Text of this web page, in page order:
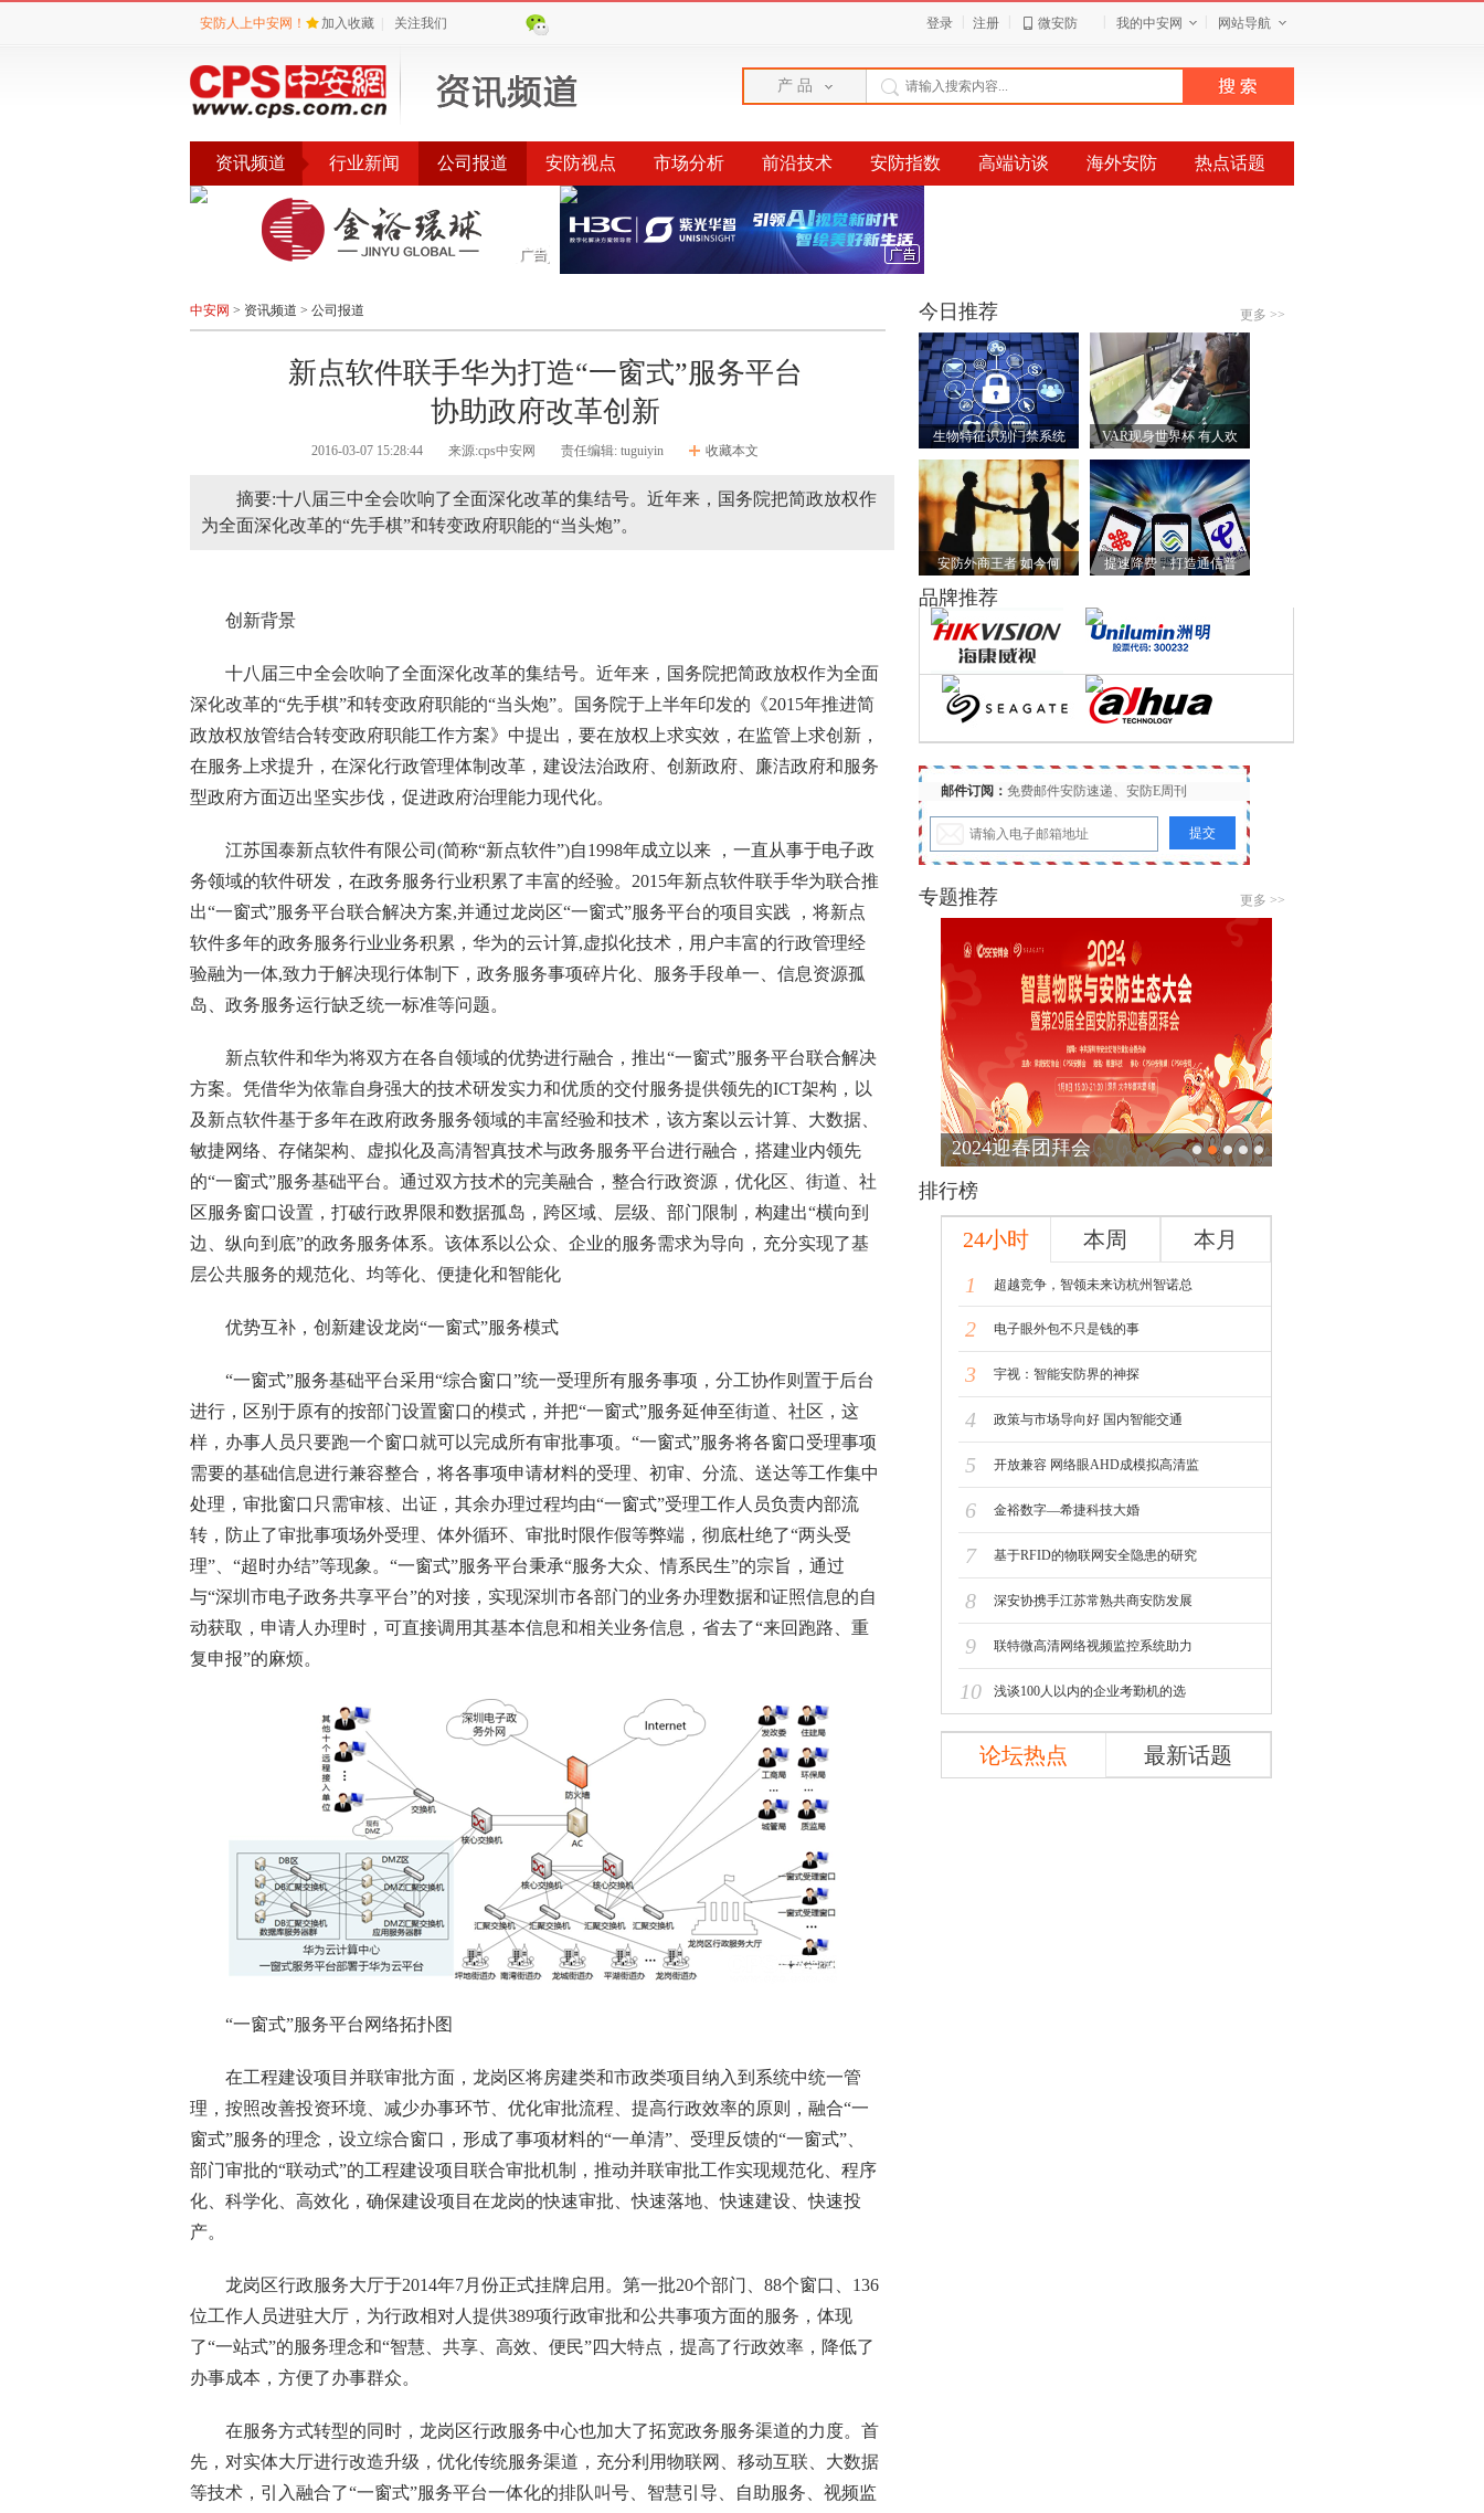
安防人上中安网！ 加入收藏 关注我们 登录 注册 微安防 我的中安网 网站导航
产 品
资讯频道 行业新闻 公司报道 安防视点 市场分析 前沿技术 安防指数 高端访谈 海外安防 热点话题
公告 评选 榜单
中安网 > 资讯频道 > 公司报道
新点软件联手华为打造“一窗式”服务平台
协助政府改革创新
2016-03-07 15:28:44 来源:cps中安网 责任编辑: tuguiyin 收藏本文
摘要:十八届三中全会吹响了全面深化改革的集结号。近年来，国务院把简政放权作
为全面深化改革的“先手棋”和转变政府职能的“当头炮”。
创新背景
十八届三中全会吹响了全面深化改革的集结号。近年来，国务院把简政放权作为全面
深化改革的“先手棋”和转变政府职能的“当头炮”。国务院于上半年印发的《2015年推进简
政放权放管结合转变政府职能工作方案》中提出，要在放权上求实效，在监管上求创新，
在服务上求提升，在深化行政管理体制改革，建设法治政府、创新政府、廉洁政府和服务
型政府方面迈出坚实步伐，促进政府治理能力现代化。
江苏国泰新点软件有限公司(简称“新点软件”)自1998年成立以来 ，一直从事于电子政
务领域的软件研发，在政务服务行业积累了丰富的经验。2015年新点软件联手华为联合推
出“一窗式”服务平台联合解决方案,并通过龙岗区“一窗式”服务平台的项目实践 ，将新点
软件多年的政务服务行业业务积累，华为的云计算,虚拟化技术，用户丰富的行政管理经
验融为一体,致力于解决现行体制下，政务服务事项碎片化、服务手段单一、信息资源孤
岛、政务服务运行缺乏统一标准等问题。
新点软件和华为将双方在各自领域的优势进行融合，推出“一窗式”服务平台联合解决
方案。凭借华为依靠自身强大的技术研发实力和优质的交付服务提供领先的ICT架构，以
及新点软件基于多年在政府政务服务领域的丰富经验和技术，该方案以云计算、大数据、
敏捷网络、存储架构、虚拟化及高清智真技术与政务服务平台进行融合，搭建业内领先
的“一窗式”服务基础平台。通过双方技术的完美融合，整合行政资源，优化区、街道、社
区服务窗口设置，打破行政界限和数据孤岛，跨区域、层级、部门限制，构建出“横向到
边、纵向到底”的政务服务体系。该体系以公众、企业的服务需求为导向，充分实现了基
层公共服务的规范化、均等化、便捷化和智能化
优势互补，创新建设龙岗“一窗式”服务模式
“一窗式”服务基础平台采用“综合窗口”统一受理所有服务事项，分工协作则置于后台
进行，区别于原有的按部门设置窗口的模式，并把“一窗式”服务延伸至街道、社区，这
样，办事人员只要跑一个窗口就可以完成所有审批事项。“一窗式”服务将各窗口受理事项
需要的基础信息进行兼容整合，将各事项申请材料的受理、初审、分流、送达等工作集中
处理，审批窗口只需审核、出证，其余办理过程均由“一窗式”受理工作人员负责内部流
转，防止了审批事项场外受理、体外循环、审批时限作假等弊端，彻底杜绝了“两头受
理”、“超时办结”等现象。“一窗式”服务平台秉承“服务大众、情系民生”的宗旨，通过
与“深圳市电子政务共享平台”的对接，实现深圳市各部门的业务办理数据和证照信息的自
动获取，申请人办理时，可直接调用其基本信息和相关业务信息，省去了“来回跑路、重
复申报”的麻烦。
“一窗式”服务平台网络拓扑图
在工程建设项目并联审批方面，龙岗区将房建类和市政类项目纳入到系统中统一管
理，按照改善投资环境、减少办事环节、优化审批流程、提高行政效率的原则，融合“一
窗式”服务的理念，设立综合窗口，形成了事项材料的“一单清”、受理反馈的“一窗式”、
部门审批的“联动式”的工程建设项目联合审批机制，推动并联审批工作实现规范化、程序
化、科学化、高效化，确保建设项目在龙岗的快速审批、快速落地、快速建设、快速投
产。
龙岗区行政服务大厅于2014年7月份正式挂牌启用。第一批20个部门、88个窗口、136
位工作人员进驻大厅，为行政相对人提供389项行政审批和公共事项方面的服务，体现
了“一站式”的服务理念和“智慧、共享、高效、便民”四大特点，提高了行政效率，降低了
办事成本，方便了办事群众。
在服务方式转型的同时，龙岗区行政服务中心也加大了拓宽政务服务渠道的力度。首
先，对实体大厅进行改造升级，优化传统服务渠道，充分利用物联网、移动互联、大数据
等技术，引入融合了“一窗式”服务平台一体化的排队叫号、智慧引导、自助服务、 视频监
今日推荐 更多 >>
生物特征识别门禁系统 VAR现身世界杯 有人欢
安防外商王者 如今何 提速降费，打造通信普
品牌推荐
邮件订阅： 免费邮件安防速递、安防E周刊
专题推荐 更多 >>
2021迎春团拜会
排行榜
24小时 本周
本月
1
超越竞争，智领未来访杭州智诺总
2 电子眼外包不只是钱的事
3 宇视：智能安防界的神探
4 政策与市场导向好 国内智能交通
5 开放兼容 网络眼AHD成模拟高清监
6 金裕数字—希捷科技大婚
7 基于RFID的物联网安全隐患的研究
8 深安协携手江苏常熟共商安防发展
9 联特微高清网络视频监控系统助力
10 浅谈100人以内的企业考勤机的选
论坛热点 最新话题